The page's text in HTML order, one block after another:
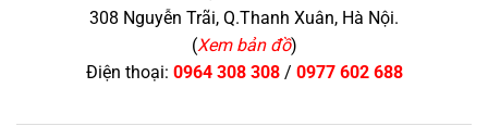
308 Nguyễn Trãi, Q.Thanh Xuân, Hà Nội.
(Xem bản đồ)
Điện thoại: 0964 308 308/ 0977 602 688